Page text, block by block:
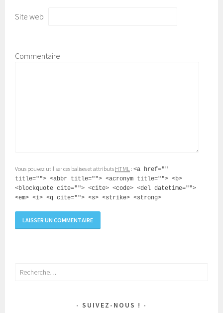
Site web
Commentaire
Vous pouvez utiliser ces balises et attributs HTML :<a href=""
title=""> <abbr title=""> <acronym title=""> <b>
<blockquote cite=""> <cite> <code> <del datetime="">
<em> <i> <q cite=""> <s> <strike> <strong>
Rechercher :
SUIVEZ-NOUS !